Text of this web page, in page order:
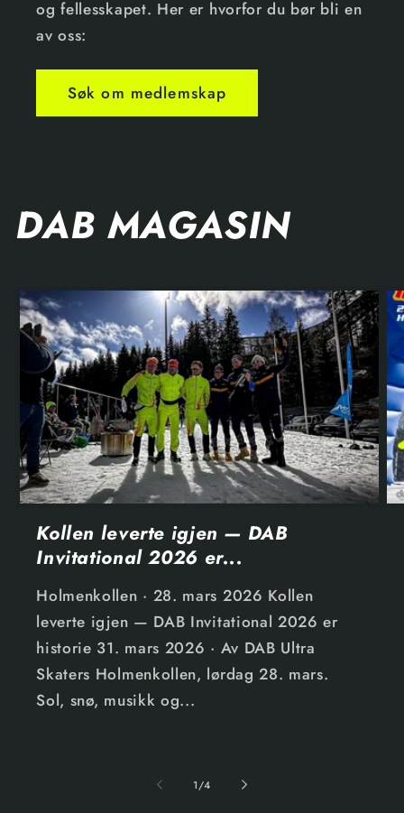
og fellesskapet. Her er hvorfor du bør bli en
av oss:
Søk om medlemskap
DAB MAGASIN
Kollen leverte igjen — DAB
Invitational 2026 er...
Holmenkollen · 28. mars 2026 Kollen
leverte igjen — DAB Invitational 2026 er
historie 31. mars 2026 · Av DAB Ultra
Skaters Holmenkollen, lørdag 28. mars.
Sol, snø, musikk og...
1/4